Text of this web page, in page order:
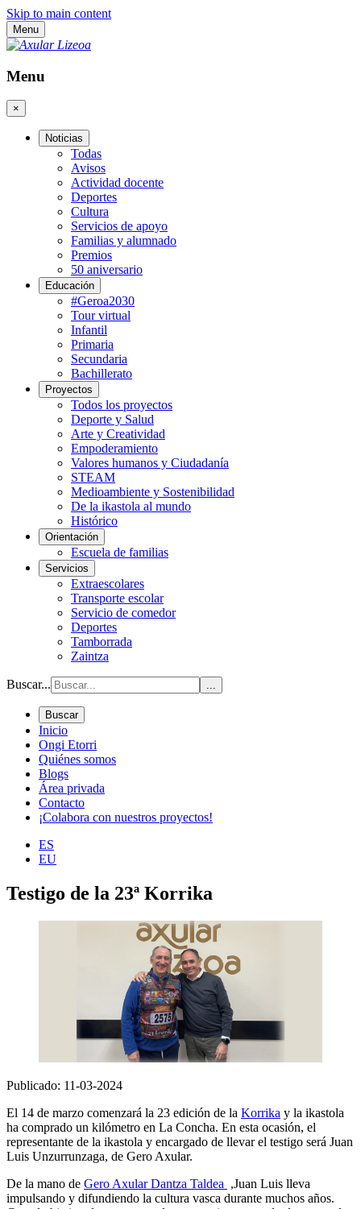
Skip to main content
Menu
Menu
×
Noticias
Todas
Avisos
Actividad docente
Deportes
Cultura
Servicios de apoyo
Familias y alumnado
Premios
50 aniversario
Educación
#Geroa2030
Tour virtual
Infantil
Primaria
Secundaria
Bachillerato
Proyectos
Todos los proyectos
Deporte y Salud
Arte y Creatividad
Empoderamiento
Valores humanos y Ciudadanía
STEAM
Medioambiente y Sostenibilidad
De la ikastola al mundo
Histórico
Orientación
Escuela de familias
Servicios
Extraescolares
Transporte escolar
Servicio de comedor
Deportes
Tamborrada
Zaintza
Buscar... ...
Buscar
Inicio
Ongi Etorri
Quiénes somos
Blogs
Área privada
Contacto
¡Colabora con nuestros proyectos!
ES
EU
Testigo de la 23ª Korrika
Publicado: 11-03-2024
El 14 de marzo comenzará la 23 edición de la Korrika y la ikastola
ha comprado un kilómetro en La Concha. En esta ocasión, el
representante de la ikastola y encargado de llevar el testigo será Juan
Luis Unzurrunzaga, de Gero Axular.
De la mano de Gero Axular Dantza Taldea ,Juan Luis lleva
impulsando y difundiendo la cultura vasca durante muchos años.